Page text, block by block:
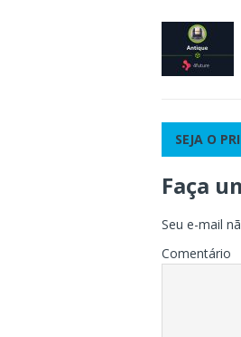
SEJA O
Faça
Seu e-mail
Comentário